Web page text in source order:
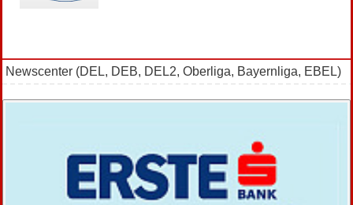
Newscenter (DEL, DEB, DEL2, Oberliga, Bayernliga, EBEL)